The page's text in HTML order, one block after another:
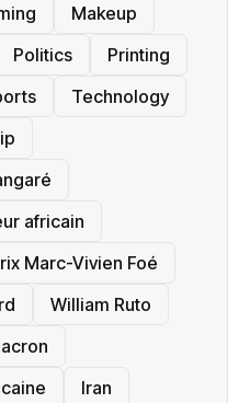
Makeup
Politics
Printing
Technology
africain
Marc-Vivien Foé
William Ruto
‎Iran